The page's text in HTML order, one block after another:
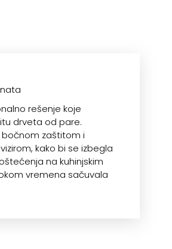
rešenje koje
drveta od pare.
bočnom zaštitom i
kako bi se izbegla
na kuhinjskim
vremena sačuvala